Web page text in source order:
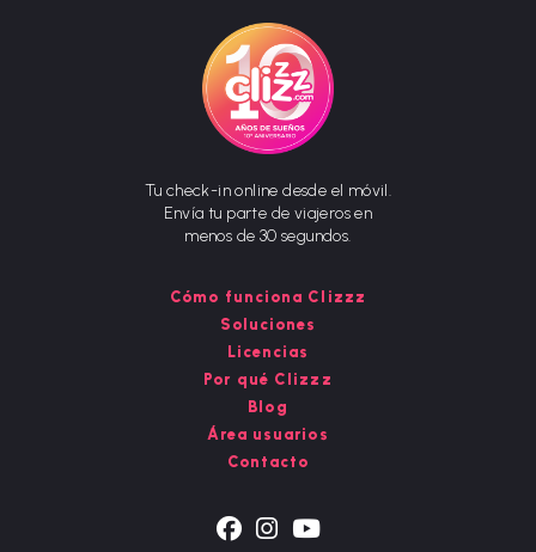
Tu check-in online desde el móvil.
Envía tu parte de viajeros en
menos de 30 segundos.
Cómo funciona Clizzz
Soluciones
Licencias
Por qué Clizzz
Blog
Área usuarios
Contacto